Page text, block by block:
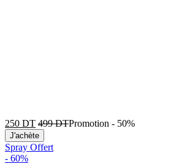
250 DT 499DTPromotion - 50%
J'achète
Spray Offert
- 60%